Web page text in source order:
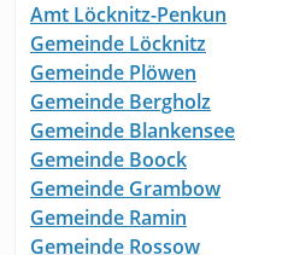
Amt Löcknitz-Penkun
Gemeinde Löcknitz
Gemeinde Plöwen
Gemeinde Bergholz
Gemeinde Blankensee
Gemeinde Boock
Gemeinde Grambow
Gemeinde Ramin
Gemeinde Rossow